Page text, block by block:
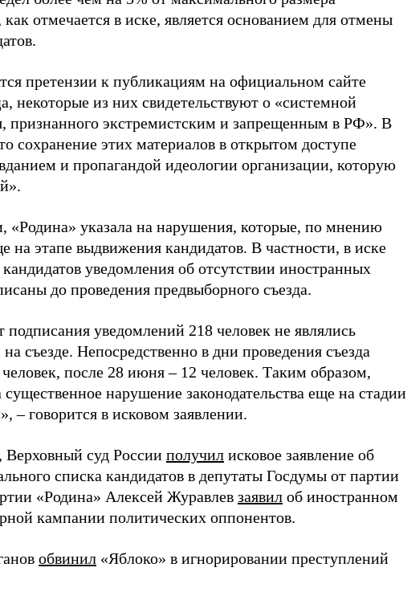
отмечается в иске, является основанием для отмены
претензии к публикациям на официальном сайте
некоторые из них свидетельствуют о «системной
экстремистским и запрещенным в РФ». В
сохранение этих материалов в открытом доступе
и пропагандой идеологии организации, которую
«Родина» указала на нарушения, которые, по мнению
этапе выдвижения кандидатов. В частности, в иске
уведомления об отсутствии иностранных
до проведения предвыборного съезда.
уведомлений 218 человек не являлись
съезде. Непосредственно в дни проведения съезда
после 28 июня – 12 человек. Таким образом,
нарушение законодательства еще на стадии
– говорится в исковом заявлении.
суд России получил исковое заявление об
списка кандидатов в депутаты Госдумы от партии
«Родина» Алексей Журавлев заявил об иностранном
кампании политических оппонентов.
обвинил «Яблоко» в игнорировании преступлений